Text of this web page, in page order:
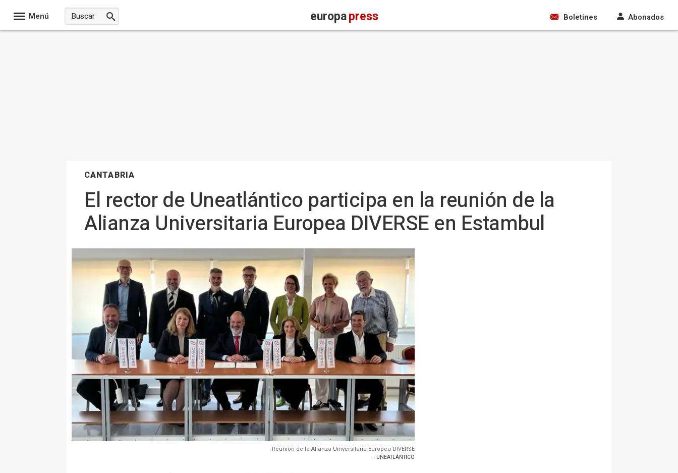
Menú europapress Boletines Abonados
CANTABRIA
El rector de Uneatlántico participa en la reunión de la
Alianza Universitaria Europea DIVERSE en Estambul
Reunión de la Alianza Universitaria Europea DIVERSE
- UNEATLÁNTICO